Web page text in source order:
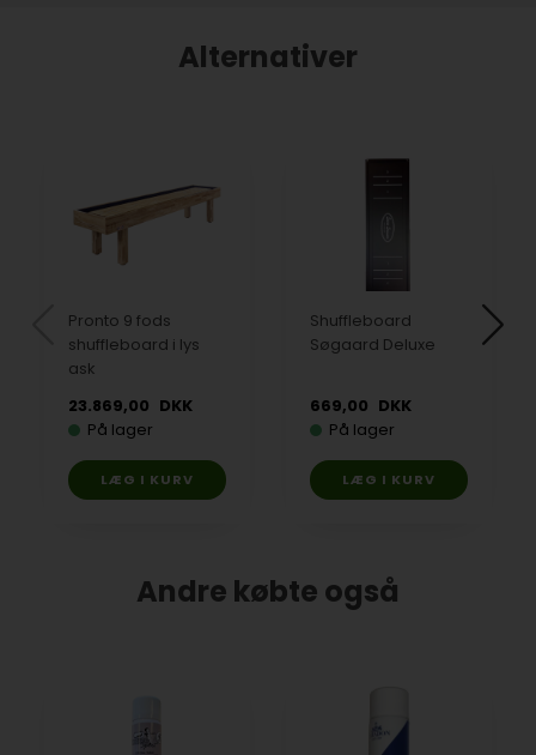
Alternativer
Pronto 9 fods
shuffleboard i lys
ask
23.869,00 DKK
På lager
Shuffleboard
Søgaard Deluxe
669,00 DKK
På lager
Andre købte også